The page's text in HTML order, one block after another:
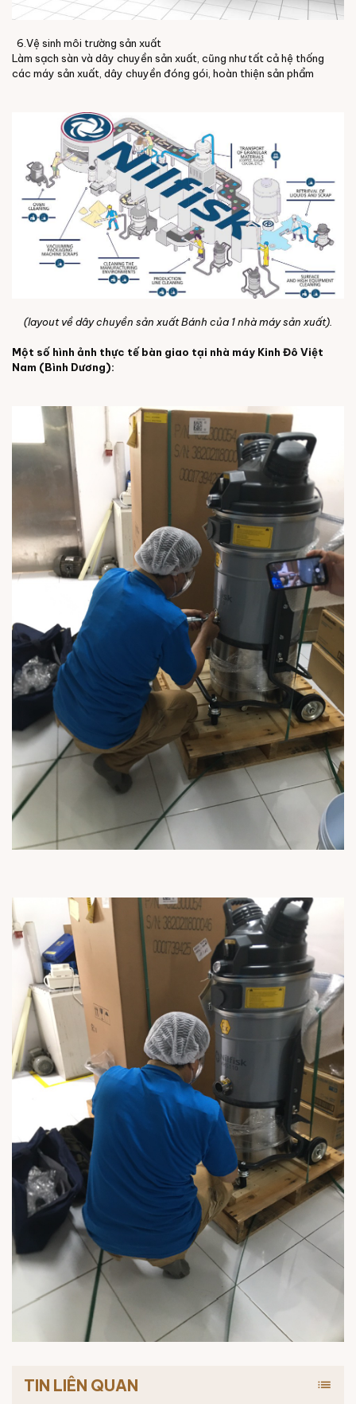
6.Vệ sinh môi trường sản xuất
Làm sạch sàn và dây chuyền sản xuất, cũng như tất cả hệ thống
các máy sản xuất, dây chuyền đóng gói, hoàn thiện sản phẩm
(layout về dây chuyền sản xuất Bánh của 1 nhà máy sản xuất).
Một số hình ảnh thực tế bàn giao tại nhà máy Kinh Đô Việt
Nam (Bình Dương):
TIN LIÊN QUAN list